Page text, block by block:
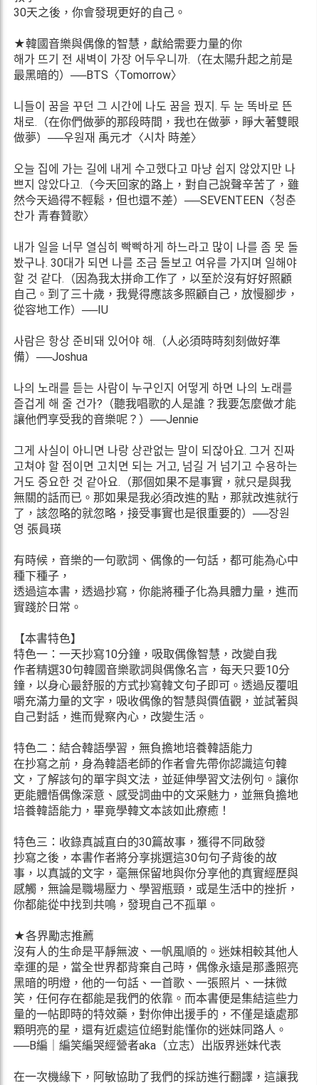
30天之後，你會發現更好的自己。
★韓國音樂與偶像的智慧，獻給需要力量的你
해가 뜨기 전 새벽이 가장 어두우니까.（在太陽升起之前是
最黑暗的）──BTS〈Tomorrow〉
니들이 꿈을 꾸던 그 시간에 나도 꿈을 꿨지. 두 눈 똑바로 뜬
채로.（在你們做夢的那段時間，我也在做夢，睜大著雙眼
做夢）──우원재 禹元才〈시차 時差〉
오늘 집에 가는 길에 내게 수고했다고 마냥 쉽지 않았지만 나
쁘지 않았다고.（今天回家的路上，對自己說聲辛苦了，雖
然今天過得不輕鬆，但也還不差）──SEVENTEEN〈청춘
찬가 青春贊歌〉
내가 일을 너무 열심히 빡빡하게 하느라고 많이 나를 좀 못 돌
봤구나. 30대가 되면 나를 조금 돌보고 여유를 가지며 일해야
할 것 같다.（因為我太拼命工作了，以至於沒有好好照顧
自己。到了三十歲，我覺得應該多照顧自己，放慢腳步，
從容地工作）──IU
사람은 항상 준비돼 있어야 해.（人必須時時刻刻做好準
備）──Joshua
나의 노래를 듣는 사람이 누구인지 어떻게 하면 나의 노래를
즐겁게 해 줄 건가?（聽我唱歌的人是誰？我要怎麼做才能
讓他們享受我的音樂呢？）──Jennie
그게 사실이 아니면 나랑 상관없는 말이 되잖아요. 그거 진짜
고쳐야 할 점이면 고치면 되는 거고, 넘길 거 넘기고 수용하는
거도 중요한 것 같아요.（那個如果不是事實，就只是與我
無關的話而已。那如果是我必須改進的點，那就改進就行
了，該忽略的就忽略，接受事實也是很重要的）──장원
영 張員瑛
有時候，音樂的一句歌詞、偶像的一句話，都可能為心中
種下種子，
透過這本書，透過抄寫，你能將種子化為具體力量，進而
實踐於日常。
【本書特色】
特色一：一天抄寫10分鐘，吸取偶像智慧，改變自我
作者精選30句韓國音樂歌詞與偶像名言，每天只要10分
鐘，以身心最舒服的方式抄寫韓文句子即可。透過反覆咀
嚼充滿力量的文字，吸收偶像的智慧與價值觀，並試著與
自己對話，進而覺察內心，改變生活。
特色二：結合韓語學習，無負擔地培養韓語能力
在抄寫之前，身為韓語老師的作者會先帶你認識這句韓
文，了解該句的單字與文法，並延伸學習文法例句。讓你
更能體悟偶像深意、感受詞曲中的文采魅力，並無負擔地
培養韓語能力，畢竟學韓文本該如此療癒！
特色三：收錄真誠直白的30篇故事，獲得不同啟發
抄寫之後，本書作者將分享挑選這30句句子背後的故
事，以真誠的文字，毫無保留地與你分享他的真實經歷與
感觸，無論是職場壓力、學習瓶頸，或是生活中的挫折，
你都能從中找到共鳴，發現自己不孤單。
★各界勵志推薦
沒有人的生命是平靜無波、一帆風順的。迷妹相較其他人
幸運的是，當全世界都背棄自己時，偶像永遠是那盞照亮
黑暗的明燈，他的一句話、一首歌、一張照片、一抹微
笑，任何存在都能是我們的依靠。而本書便是集結這些力
量的一帖即時的特效藥，對你伸出援手的，不僅是遠處那
顆明亮的星，還有近處這位絕對能懂你的迷妹同路人。
──B編｜編笑編哭經營者aka（立志）出版界迷妹代表
在一次機緣下，阿敏協助了我們的採訪進行翻譯，這讓我